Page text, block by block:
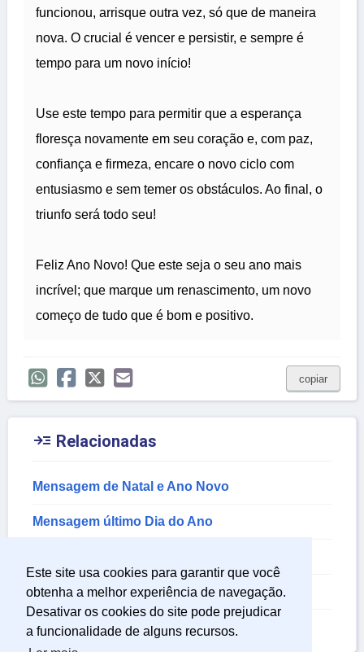
Este site usa cookies para garantir que você
obtenha a melhor experiência de navegação.
Desativar os cookies do site pode prejudicar
a funcionalidade de alguns recursos.
funcionou, arrisque outra vez, só que de maneira
nova. O crucial é vencer e persistir, e sempre é
tempo para um novo início!
Use este tempo para permitir que a esperança
floresça novamente em seu coração e, com paz,
confiança e firmeza, encare o novo ciclo com
entusiasmo e sem temer os obstáculos. Ao final, o
triunfo será todo seu!
Feliz Ano Novo! Que este seja o seu ano mais
incrível; que marque um renascimento, um novo
começo de tudo que é bom e positivo.
copiar
 Relacionadas
Mensagem de Natal e Ano Novo
Mensagem último Dia do Ano
Mensagem de Reveillon
Mensagem de Ano Novo